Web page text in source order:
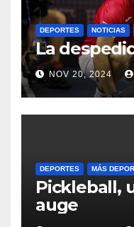
DEPORTES NOTICIAS
La
NOV 20, 2024
DEPORTES MÁS
Pickleball,
auge